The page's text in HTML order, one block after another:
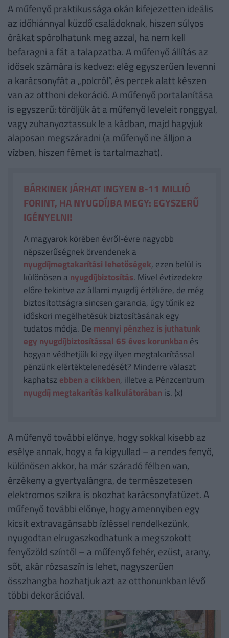
A műfenyő praktikussága okán kifejezetten ideális
az időhiánnyal küzdő családoknak, hiszen súlyos
órákat spórolhatunk meg azzal, ha nem kell
befaragni a fát a talapzatba. A műfenyő állítás az
idősek számára is kedvez: elég egyszerűen levenni
a karácsonyfát a „polcról”, és percek alatt készen
van az otthoni dekoráció. A műfenyő portalanítása
is egyszerű: töröljük át a műfenyő leveleit ronggyal,
vagy zuhanyoztassuk le a kádban, majd hagyjuk
alaposan megszáradni (a műfenyő ne álljon a
vízben, hiszen fémet is tartalmazhat).
BÁRKINEK JÁRHAT INGYEN 8-11 MILLIÓ
FORINT, HA NYUGDÍJBA MEGY: EGYSZERŰ
IGÉNYELNI!
A magyarok körében évről-évre nagyobb
népszerűségnek örvendenek a
nyugdíjmegtakarítási lehetőségek, ezen belül is
különösen a nyugdíjbiztosítás. Mivel évtizedekre
előre tekintve az állami nyugdíj értékére, de még
biztosítottságra sincsen garancia, úgy tűnik ez
időskori megélhetésük biztosításának egy
tudatos módja. De mennyi pénzhez is juthatunk
egy nyugdíjbiztosítással 65 éves korunkban és
hogyan védhetjük ki egy ilyen megtakarítással
pénzünk elértéktelenedését? Minderre választ
kaphatsz ebben a cikkben, illetve a Pénzcentrum
nyugdíj megtakarítás kalkulátorában is. (x)
A műfenyő további előnye, hogy sokkal kisebb az
esélye annak, hogy a fa kigyullad – a rendes fenyő,
különösen akkor, ha már száradó félben van,
érzékeny a gyertyalángra, de természetesen
elektromos szikra is okozhat karácsonyfatüzet. A
műfenyő további előnye, hogy amennyiben egy
kicsit extravagánsabb ízléssel rendelkezünk,
nyugodtan elrugaszkodhatunk a megszokott
fenyőzöld színtől – a műfenyő fehér, ezüst, arany,
sőt, akár rózsaszín is lehet, nagyszerűen
összhangba hozhatjuk azt az otthonunkban lévő
többi dekorációval.